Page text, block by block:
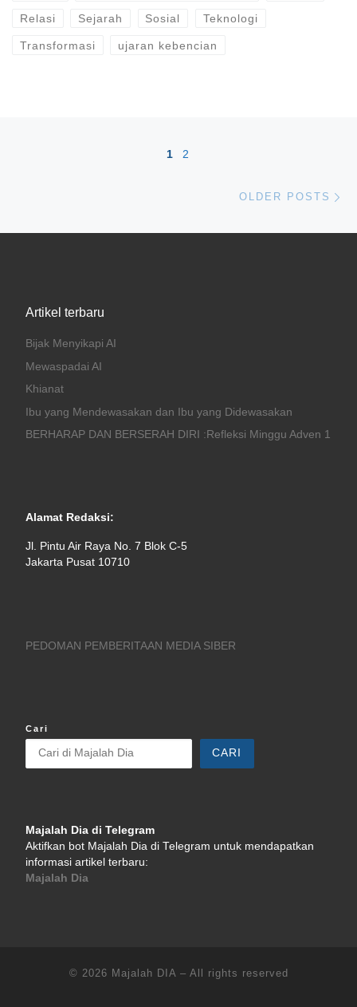
Relasi Sejarah Sosial Teknologi
Transformasi ujaran kebencian
Posts navigation
1 2
OLDER POSTS
Artikel terbaru
Bijak Menyikapi AI
Mewaspadai AI
Khianat
Ibu yang Mendewasakan dan Ibu yang Didewasakan
BERHARAP DAN BERSERAH DIRI :Refleksi Minggu Adven 1
Alamat Redaksi:
Jl. Pintu Air Raya No. 7 Blok C-5
Jakarta Pusat 10710
PEDOMAN PEMBERITAAN MEDIA SIBER
Cari
CARI
Majalah Dia di Telegram
Aktifkan bot Majalah Dia di Telegram untuk mendapatkan
informasi artikel terbaru:
Majalah Dia
© 2026 Majalah DIA – All rights reserved